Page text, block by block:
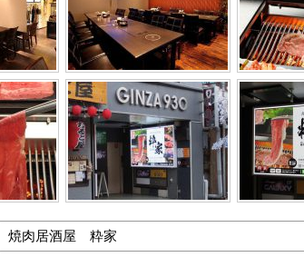
焼肉居酒屋 粋家